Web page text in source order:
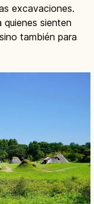
excavaciones.
quienes sienten
también para